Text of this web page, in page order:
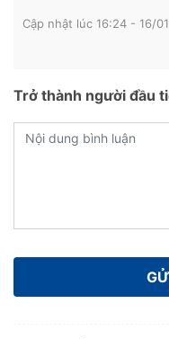
Cập nhật lúc 16:24 - 16/
Trở thành người đầu